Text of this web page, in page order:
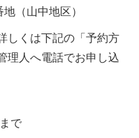
（山中地区）
しくは下記の「予約方
理人へ電話でお申し込
で